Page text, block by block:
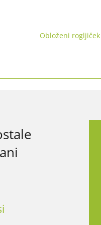
Obloženi rogljiček